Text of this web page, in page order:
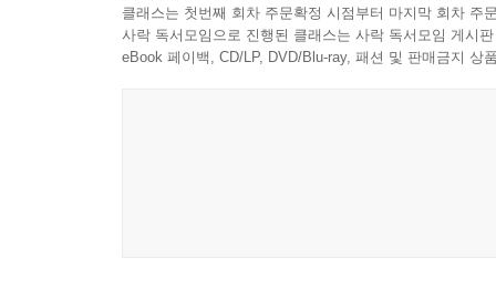
알 우르디, 다시 지구를 중심에 놓다/1259년 마라
하나는 지금은 ‘우르디 보조정리’라고 부르는
인류는 아주 오랫동안 태양은 물론 모든 천체가
묻혔다. 어떻게 그렇게 오래, 그렇게 많은 사람이
클래스는 첫번째 회차 주문확정 시점부터 마지막 회차 주
사락 독서모임으로 진행된 클래스는 사락 독서모임 게시
eBook 페이백, CD/LP, DVD/Blu-ray, 패션 및 판매금지 상